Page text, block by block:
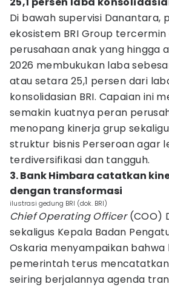
Di bawah supervisi Danantara,
ekosistem BRI Group
perusahaan anak yang hingga
2026 membukukan laba
atau setara 25,1 persen dari
konsolidasian BRI. Capaian ini
semakin kuatnya peran
menopang kinerja grup
struktur bisnis Perseroan agar
terdiversifikasi dan tangguh.
3. Bank Himbara catatkan
dengan transformasi
ilustrasi gedung BRI (dok. BRI)
Chief Operating Officer(COO)
sekaligus Kepala Badan
Oskaria menyampaikan
pemerintah terus
seiring berjalannya agenda